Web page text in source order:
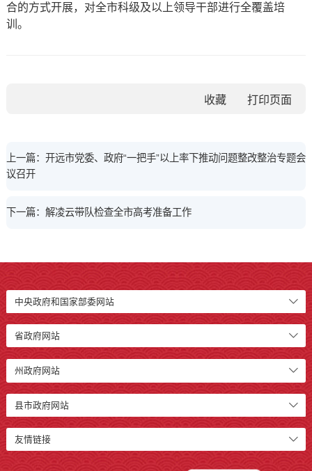
合的方式开展，对全市科级及以上领导干部进行全覆盖培
训。
收藏
上一篇：开远市党委、政府“一把手”以上率下推动问题整改整治专题会
议召开
下一篇：解凌云带队检查全市高考准备工作
中央政府和国家部委网站
省政府网站
州政府网站
县市政府网站
友情链接